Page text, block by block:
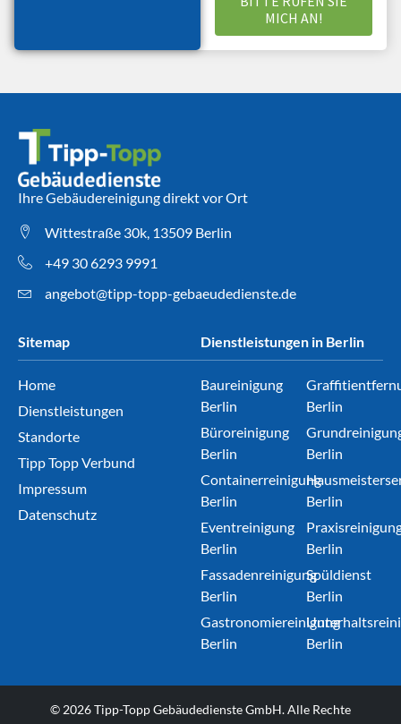
Ihre Gebäudereinigung direkt vor Ort
Wittestraße 30k, 13509 Berlin
+49 30 6293 9991
angebot@tipp-topp-gebaeudedienste.de
Sitemap
Home
Dienstleistungen
Standorte
Tipp Topp Verbund
Impressum
Datenschutz
Dienstleistungen in Berlin
Baureinigung
Berlin
Büroreinigung
Berlin
Containerreinigung
Berlin
Eventreinigung
Berlin
Fassadenreinigung
Berlin
Gastronomiereinigung
Berlin
Berlin
Berlin
Berlin
Berlin
Spüldienst
Berlin
Berlin
© 2026 Tipp-Topp Gebäudedienste GmbH. Alle Rechte